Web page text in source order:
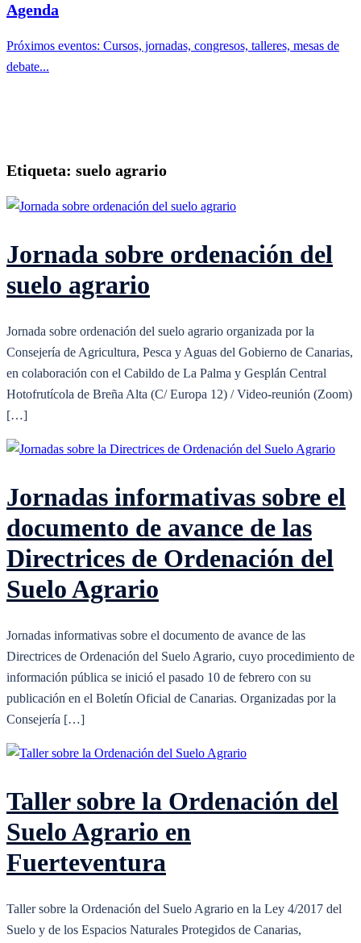
Agenda
Próximos eventos: Cursos, jornadas, congresos, talleres, mesas de
debate...
Etiqueta: suelo agrario
Jornada sobre ordenación del
suelo agrario
Jornada sobre ordenación del suelo agrario organizada por la
Consejería de Agricultura, Pesca y Aguas del Gobierno de Canarias,
en colaboración con el Cabildo de La Palma y Gesplán Central
Hotofrutícola de Breña Alta (C/ Europa 12) / Video-reunión (Zoom)
[…]
Jornadas informativas sobre el
documento de avance de las
Directrices de Ordenación del
Suelo Agrario
Jornadas informativas sobre el documento de avance de las
Directrices de Ordenación del Suelo Agrario, cuyo procedimiento de
información pública se inició el pasado 10 de febrero con su
publicación en el Boletín Oficial de Canarias. Organizadas por la
Consejería […]
Taller sobre la Ordenación del
Suelo Agrario en
Fuerteventura
Taller sobre la Ordenación del Suelo Agrario en la Ley 4/2017 del
Suelo y de los Espacios Naturales Protegidos de Canarias,